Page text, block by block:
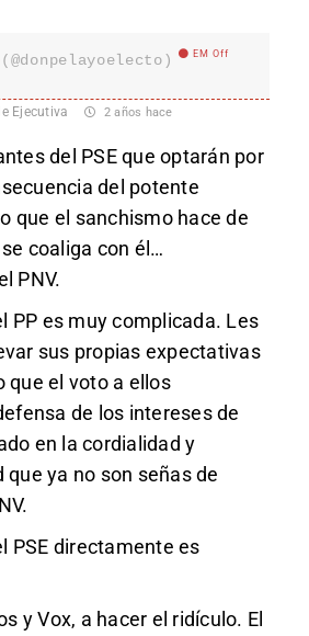
(@donpelayoelecto) EM Off
Ejecutiva 2 años hace
del PSE que optarán por
del potente
que el sanchismo hace de
coaliga con él…
PNV.
PP es muy complicada. Les
sus propias expectativas
que el voto a ellos
de los intereses de
en la cordialidad y
ya no son señas de
PSE directamente es
y Vox, a hacer el ridículo. El